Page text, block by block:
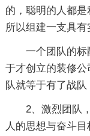
的，聪明的人都是
所以组建一支具有
一个团队的
于才创立的装修
队就等于有了战队
2、激烈团队
人的思想与奋斗